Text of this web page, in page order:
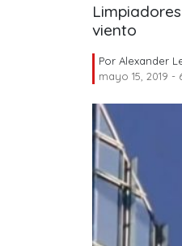
viento
Por Alexander
mayo 15, 2019 -